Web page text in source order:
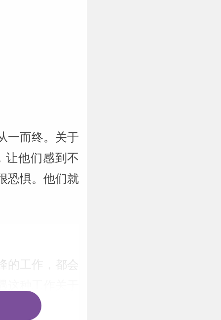
一而终。关于
让他们感到不
恐惧。他们就
的工作，都会
待的只有工